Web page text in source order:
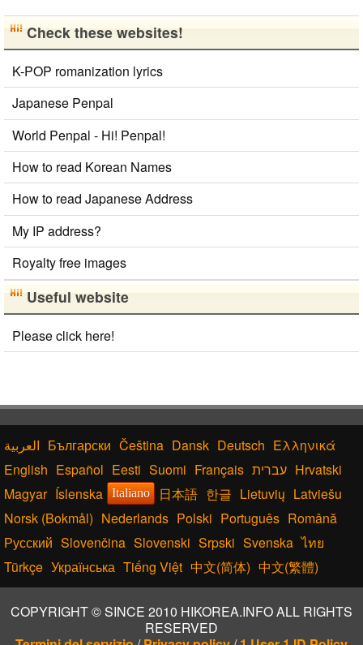
구가 되..
が..
해 드릴..
間がある時は
釣りに行くの
きです。最近
はいい釣りス
ポットを探し
たり、ノリの
いい音..
Full Size Katakana to Half Size Katakana
Converter
Subtitle Editor
HTML Tag Remover
Roman Alphabets to Hiragana/Katakana Converter
Korean Name Generator
Old Japanese Kanji to New Japanese Kanji
Converter
Hangul Characters to Hiragana/Katakana
Converter
Korean Names Romanization Converter
Katakana Pronunciation Table
Japanese Language Study Resources and Websites
Uppercase/Lowercase Converter
Korean Universities and Colleges Search
English Phonetics to Korean Pronunciation Converter
Capitalize Sentences/Every Words
Simplified Chinese Characters to Traditional Converter
English Language Study Resources and Websites
English Name Generator
Chinese Characters Pinyin to Hangul Reading Converter
Check these websites!
K-POP romanization lyrics
Japanese Penpal
World Penpal - Hi! Penpal!
How to read Korean Names
How to read Japanese Address
My IP address?
Royalty free images
Useful website
Please click here!
Български Čeština Dansk Deutsch Ελληνικά
English Español Eesti Suomi Français עברית Hrvatski
Magyar Íslenska Italiano 日本語 한글 Lietuvių Latviešu
Norsk (Bokmål) Nederlands Polski Português Română
Русский Slovenčina Slovenski Srpski Svenska ไทย
Türkçe Українська Tiếng Việt 中文(简体) 中文(繁體)
COPYRIGHT © SINCE 2010 HIKOREA.INFO ALL RIGHTS
RESERVED